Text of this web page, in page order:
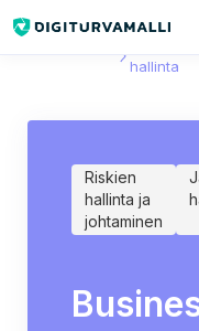
hallinta
Riskien
hallinta ja
johtaminen